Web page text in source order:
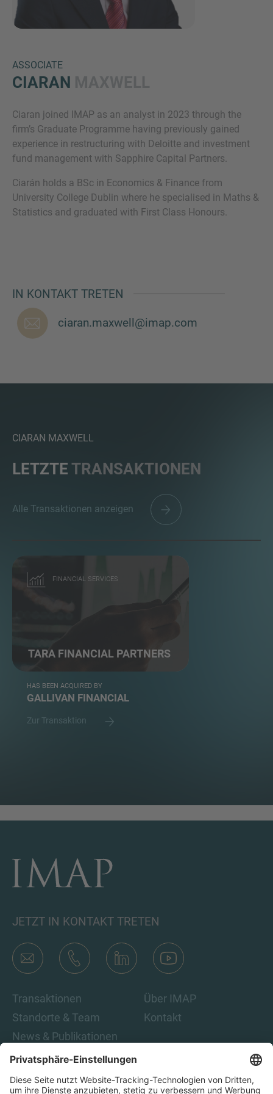
ASSOCIATE
CIARAN
Ciaran joined IMAP as an analyst in 2023 through the
firm’s Graduate Programme having previously gained
experience in restructuring with Deloitte and investment
fund management with Sapphire Capital Partners.
Ciarán holds a BSc in Economics & Finance from
University College Dublin where he specialised in Maths &
Statistics and graduated with First Class Honours.
IN KONTAKT TRETEN
ciaran.maxwell@imap.com
CIARAN MAXWELL
LETZTE TRANSAKTIONEN
Alle Transaktionen anzeigen
FINANCIAL SERVICES
TARA FINANCIAL PARTNERS
HAS BEEN ACQUIRED BY
GALLIVAN FINANCIAL
Zur Transaktion
JETZT IN KONTAKT TRETEN
Transaktionen
Standorte & Team
News & Publikationen
Karriere
Über IMAP
Kontakt
SIE HABEN NOCH FRAGEN?
Inquiry
Datenschutzerklärungzur Kenntnis genommen
habe.